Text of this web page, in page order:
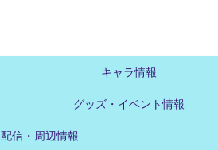
キャラ情報
グッズ・イベント情報
配信・周辺情報